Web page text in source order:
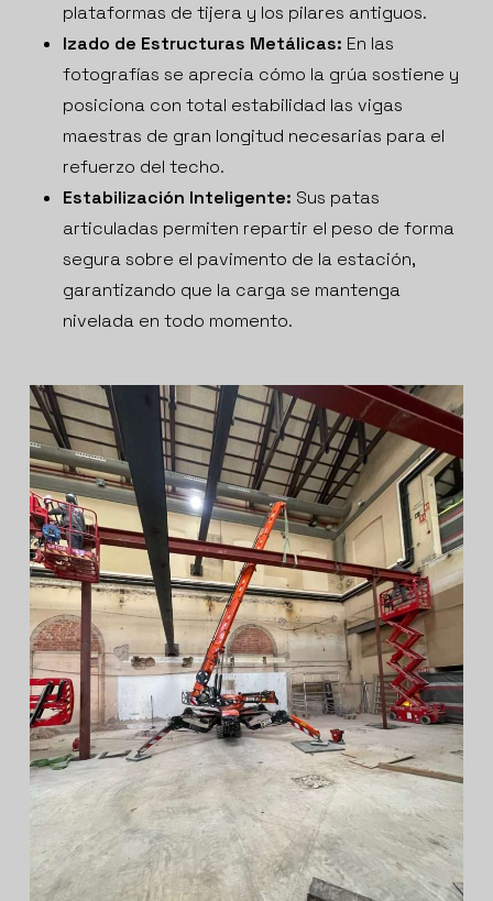
plataformas de tijera y los pilares antiguos.
Izado de Estructuras Metálicas: En las
fotografías se aprecia cómo la grúa sostiene y
posiciona con total estabilidad las vigas
maestras de gran longitud necesarias para el
refuerzo del techo.
Estabilización Inteligente: Sus patas
articuladas permiten repartir el peso de forma
segura sobre el pavimento de la estación,
garantizando que la carga se mantenga
nivelada en todo momento.